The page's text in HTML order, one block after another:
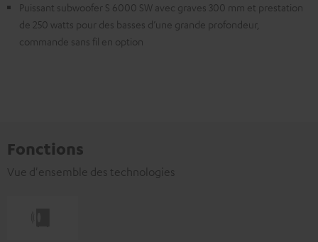
Puissant subwoofer S 6000 SW avec graves 300 mm et prestation
de 250 watts pour des basses d’une grande profondeur,
commande sans fil en option
Fonctions
Vue d'ensemble des technologies